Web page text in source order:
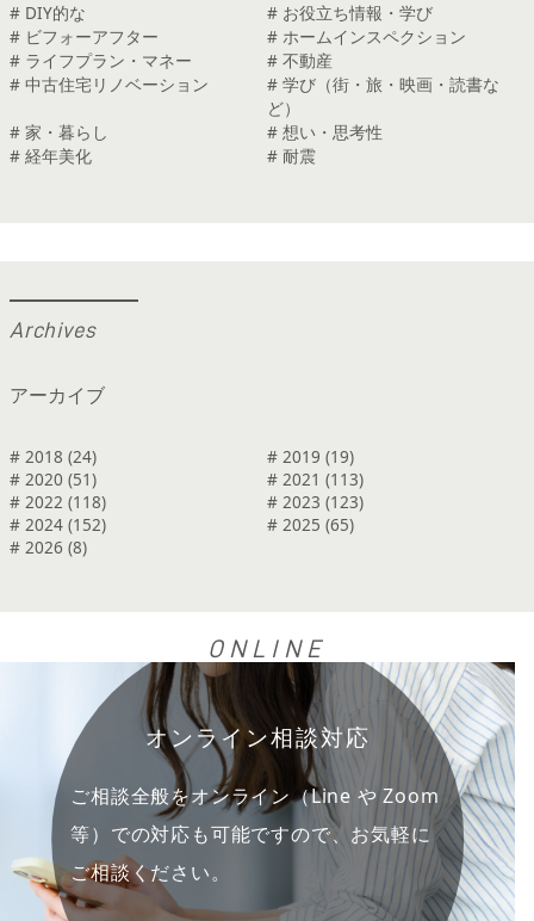
# DIY的な
# お役立ち情報・学び
# ビフォーアフター
# ホームインスペクション
# ライフプラン・マネー
# 不動産
# 中古住宅リノベーション
# 学び（街・旅・映画・読書な
ど）
# 家・暮らし
# 想い・思考性
# 経年美化
# 耐震
Archives
アーカイブ
# 2018 (24)
# 2019 (19)
# 2020 (51)
# 2021 (113)
# 2022 (118)
# 2023 (123)
# 2024 (152)
# 2025 (65)
# 2026 (8)
ONLINE
オンライン相談対応
ご相談全般をオンライン（Line や Zoom
等）での対応も可能ですので、お気軽に
ご相談ください。